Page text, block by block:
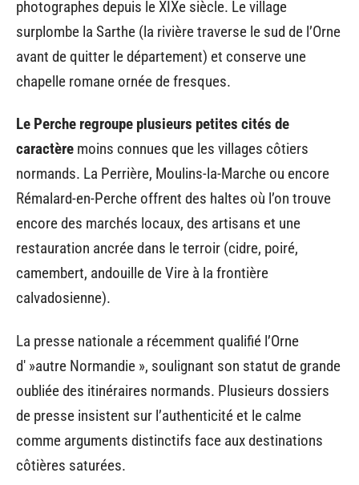
photographes depuis le XIXe siècle. Le village
surplombe la Sarthe (la rivière traverse le sud de l’Orne
avant de quitter le département) et conserve une
chapelle romane ornée de fresques.
Le Perche regroupe plusieurs petites cités de
caractère moins connues que les villages côtiers
normands. La Perrière, Moulins-la-Marche ou encore
Rémalard-en-Perche offrent des haltes où l’on trouve
encore des marchés locaux, des artisans et une
restauration ancrée dans le terroir (cidre, poiré,
camembert, andouille de Vire à la frontière
calvadosienne).
La presse nationale a récemment qualifié l’Orne
d' »autre Normandie », soulignant son statut de grande
oubliée des itinéraires normands. Plusieurs dossiers
de presse insistent sur l’authenticité et le calme
comme arguments distinctifs face aux destinations
côtières saturées.